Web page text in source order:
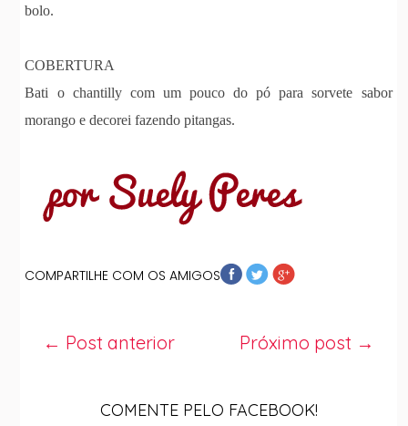
bolo.
COBERTURA
Bati o chantilly com um pouco do pó para sorvete sabor
morango e decorei fazendo pitangas.
COMPARTILHE COM OS AMIGOS
Próximo post →
← Post anterior
COMENTE PELO FACEBOOK!